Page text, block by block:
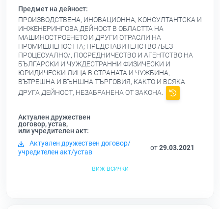
Предмет на дейност:
ПРОИЗВОДСТВЕНА, ИНОВАЦИОННА, КОНСУЛТАНТСКА И
ИНЖЕНЕРИНГОВА ДЕЙНОСТ В ОБЛАСТТА НА
МАШИНОСТРОЕНЕТО И ДРУГИ ОТРАСЛИ НА
ПРОМИШЛЕНОСТТА; ПРЕДСТАВИТЕЛСТВО /БЕЗ
ПРОЦЕСУАЛНО/, ПОСРЕДНИЧЕСТВО И АГЕНТСТВО НА
БЪЛГАРСКИ И ЧУЖДЕСТРАННИ ФИЗИЧЕСКИ И
ЮРИДИЧЕСКИ ЛИЦА В СТРАНАТА И ЧУЖБИНА,
ВЪТРЕШНА И ВЪНШНА ТЪРГОВИЯ, КАКТО И ВСЯКА
ДРУГА ДЕЙНОСТ, НЕЗАБРАНЕНА ОТ ЗАКОНА.
Актуален дружествен
договор, устав,
или учредителен акт:
Актуален дружествен договор/
учредителен акт/устав
от29.03.2021
виж всички